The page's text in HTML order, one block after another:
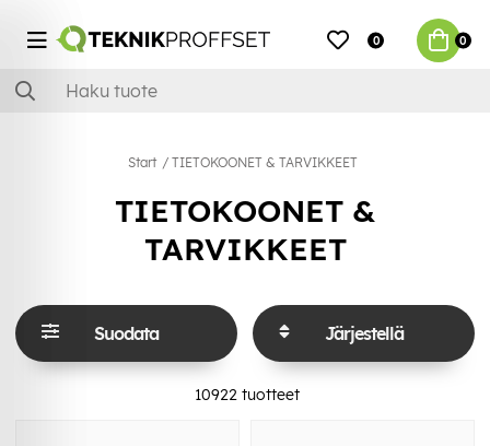
0 0
Start TIETOKOONET & TARVIKKEET
TIETOKOONET &
TARVIKKEET
Suodata Järjestellä
10922 tuotteet